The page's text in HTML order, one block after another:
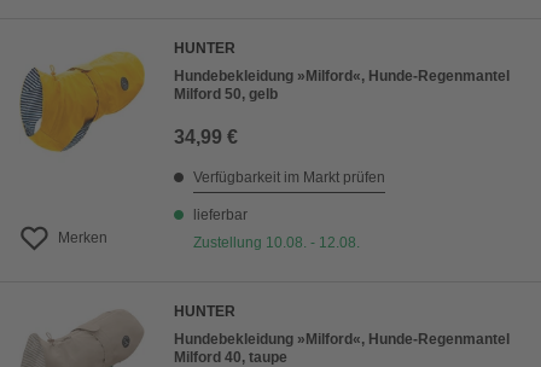
Merken
HUNTER
Hundebekleidung »Milford«, Hunde-Regenmantel
Milford 50, gelb
34,99 €
Verfügbarkeit im Markt prüfen
lieferbar
Zustellung 10.08. - 12.08.
HUNTER
Hundebekleidung »Milford«, Hunde-Regenmantel
Milford 40, taupe